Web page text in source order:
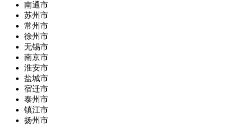
南通市
苏州市
常州市
徐州市
无锡市
南京市
淮安市
盐城市
宿迁市
泰州市
镇江市
扬州市